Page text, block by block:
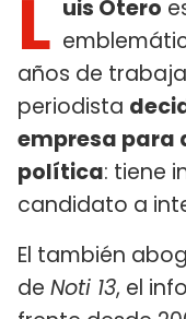
L uis Otero
años de
periodista
empresa para
política: tiene
candidato a
El también
de Noti 13, el